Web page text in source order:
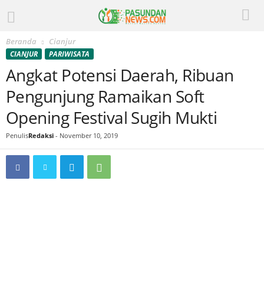
Beranda Cianjur
CIANJUR PARIWISATA
Angkat Potensi Daerah, Ribuan
Pengunjung Ramaikan Soft
Opening Festival Sugih Mukti
PenulisRedaksi - November 10, 2019